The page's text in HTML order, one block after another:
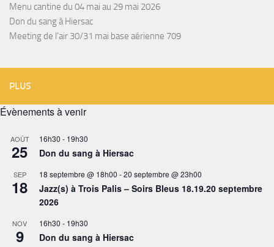
Menu cantine du 04 mai au 29 mai 2026
Don du sang à Hiersac
Meeting de l’air 30/31 mai base aérienne 709
PLUS
Évènements à venir
AOÛT
25
16h30 - 19h30
Don du sang à Hiersac
SEP
18
18 septembre @ 18h00 -20 septembre @ 23h00
Jazz(s) à Trois Palis – Soirs Bleus 18.19.20 septembre
2026
NOV
9
16h30 - 19h30
Don du sang à Hiersac